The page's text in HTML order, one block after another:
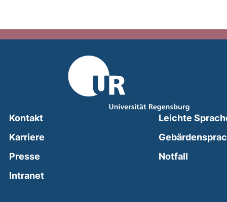
Kontakt
Karriere
Presse
Intranet(external link, opens in a new window)
Leichte
Notfall